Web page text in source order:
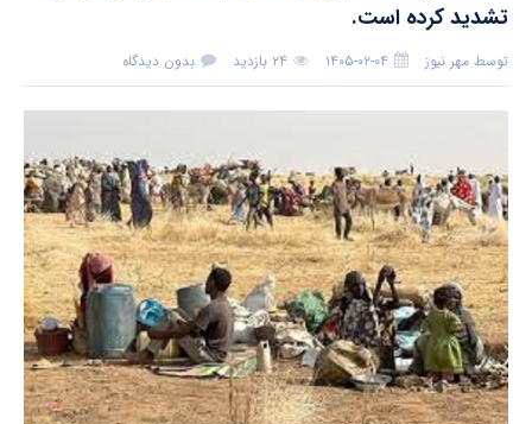
تشدید کرده است.
توسط مهر نیوز ۱۴۰۵-۰۲-۰۴ ۲۴ بازدید بدون دیدگاه